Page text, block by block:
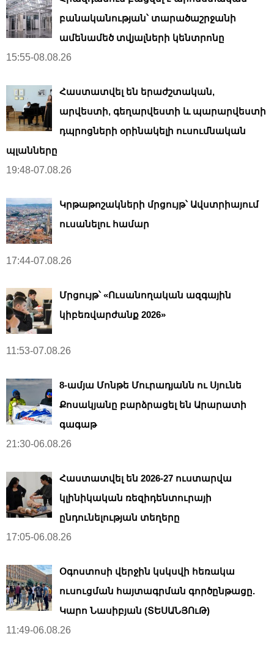
բանականության՝ տարածաշրջանի
ամենամեծ տվյալների կենտրոնը
15:55-08.08.26
Հաստատվել են երաժշտական,
արվեստի, գեղարվեստի և պարարվեստի
դպրոցների օրինակելի ուսումնական
պլանները
19:48-07.08.26
Կրթաթոշակների մրցույթ՝ Ավստրիայում
ուսանելու համար
17:44-07.08.26
Մրցույթ՝ «Ուսանողական ազգային
կիբեռվարժանք 2026»
11:53-07.08.26
8-ամյա Մոնթե Մուրադյանն ու Սյունե
Քոսակյանը բարձրացել են Արարատի
գագաթ
21:30-06.08.26
Հաստատվել են 2026-27 ուստարվա
կլինիկական ռեզիդենտուրայի
ընդունելության տեղերը
17:05-06.08.26
Օգոստոսի վերջին կսկսվի հեռակա
ուսուցման հայտագրման գործընթացը.
Կարո Նասիբյան (ՏԵՍԱՆՅՈւԹ)
11:49-06.08.26